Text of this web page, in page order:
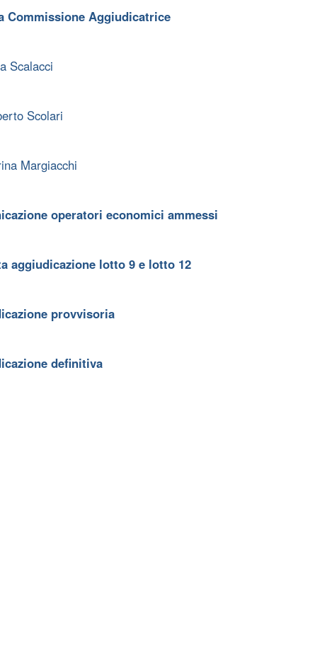
Commissione Aggiudicatrice
Scalacci
Scolari
Margiacchi
operatori economici ammessi
aggiudicazione lotto 9 e lotto 12
provvisoria
definitiva